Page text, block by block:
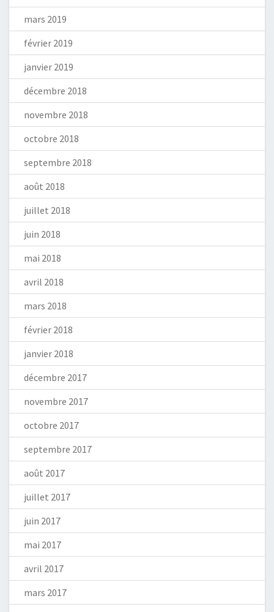
mars 2019
février 2019
janvier 2019
décembre 2018
novembre 2018
octobre 2018
septembre 2018
août 2018
juillet 2018
juin 2018
mai 2018
avril 2018
mars 2018
février 2018
janvier 2018
décembre 2017
novembre 2017
octobre 2017
septembre 2017
août 2017
juillet 2017
juin 2017
mai 2017
avril 2017
mars 2017